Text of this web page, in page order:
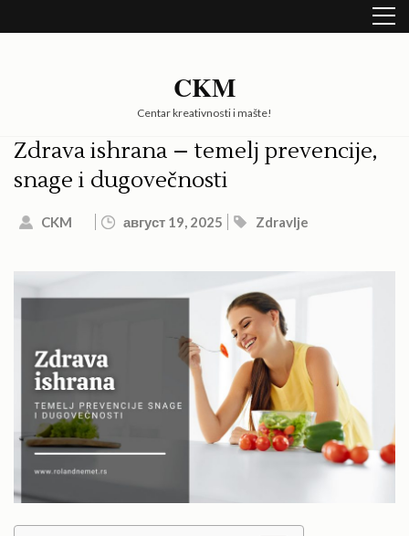
to
CKM
Centar kreativnosti i mašte!
Zdrava ishrana – temelj prevencije,
snage i dugovečnosti
CKM август 19, 2025 Zdravlje